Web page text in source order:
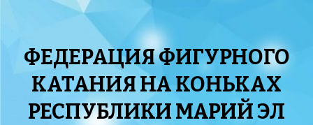
ФЕДЕРАЦИЯ ФИГУРНОГО
КАТАНИЯ НА КОНЬКАХ
РЕСПУБЛИКИ МАРИЙ ЭЛ